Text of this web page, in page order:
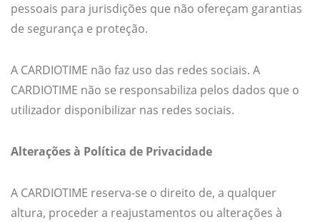
pessoais para jurisdições que não ofereçam garantias
de segurança e proteção.
A CARDIOTIME não faz uso das redes sociais. A
CARDIOTIME não se responsabiliza pelos dados que o
utilizador disponibilizar nas redes sociais.
Alterações à Política de Privacidade
A CARDIOTIME reserva-se o direito de, a qualquer
altura, proceder a reajustamentos ou alterações à